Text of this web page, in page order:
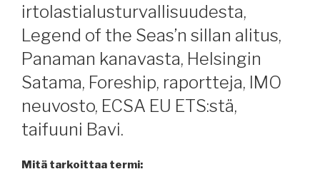
irtolastialusturvallisuudesta,
Legend of the Seas’n sillan alitus,
Panaman kanavasta, Helsingin
Satama, Foreship, raportteja, IMO
neuvosto, ECSA EU ETS:stä,
taifuuni Bavi.
Mitä tarkoittaa termi: